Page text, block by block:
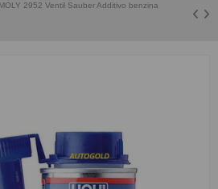
2952 Ventil Sauber Additivo benzina